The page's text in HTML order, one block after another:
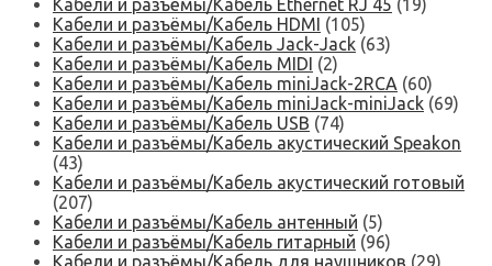
Кабели и разъёмы/Кабель Ethernet RJ 45 (19)
Кабели и разъёмы/Кабель HDMI (105)
Кабели и разъёмы/Кабель Jack-Jack (63)
Кабели и разъёмы/Кабель MIDI (2)
Кабели и разъёмы/Кабель miniJack-2RCA (60)
Кабели и разъёмы/Кабель miniJack-miniJack (69)
Кабели и разъёмы/Кабель USB (74)
Кабели и разъёмы/Кабель акустический Speakon
(43)
Кабели и разъёмы/Кабель акустический готовый
(207)
Кабели и разъёмы/Кабель антенный (5)
Кабели и разъёмы/Кабель гитарный (96)